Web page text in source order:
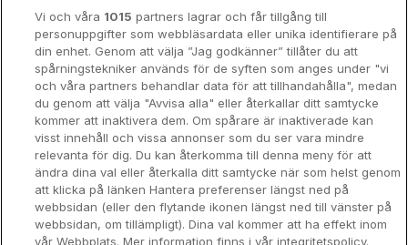
Hotellrum under 995 kr
Spahotell
Sydsverige
Om Hotellpremien
Nya hotell
Stadsweekend
Vi och våra 1015 partners lagrar och får tillgång till
personuppgifter som webbläsardata eller unika identifierare på
din enhet. Genom att välja ”Jag godkänner” tillåter du att
spårningstekniker används för de syften som anges under "vi
och våra partners behandlar data för att tillhandahålla", medan
du genom att välja "Avvisa alla" eller återkallar ditt samtycke
kommer att inaktivera dem. Om spårare är inaktiverade kan
visst innehåll och vissa annonser som du ser vara mindre
relevanta för dig. Du kan återkomma till denna meny för att
ändra dina val eller återkalla ditt samtycke när som helst genom
att klicka på länken Hantera preferenser längst ned på
webbsidan (eller den flytande ikonen längst ned till vänster på
webbsidan, om tillämpligt). Dina val kommer att ha effekt inom
vår Webbplats. Mer information finns i vår integritetspolicy.